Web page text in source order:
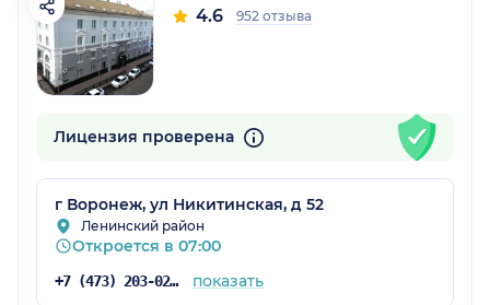
4.6 952 отзыва
Лицензия проверена
г Воронеж, ул Никитинская, д 52
Ленинский район
Откроется в 07:00
+7 (473) 203-02-74 показать